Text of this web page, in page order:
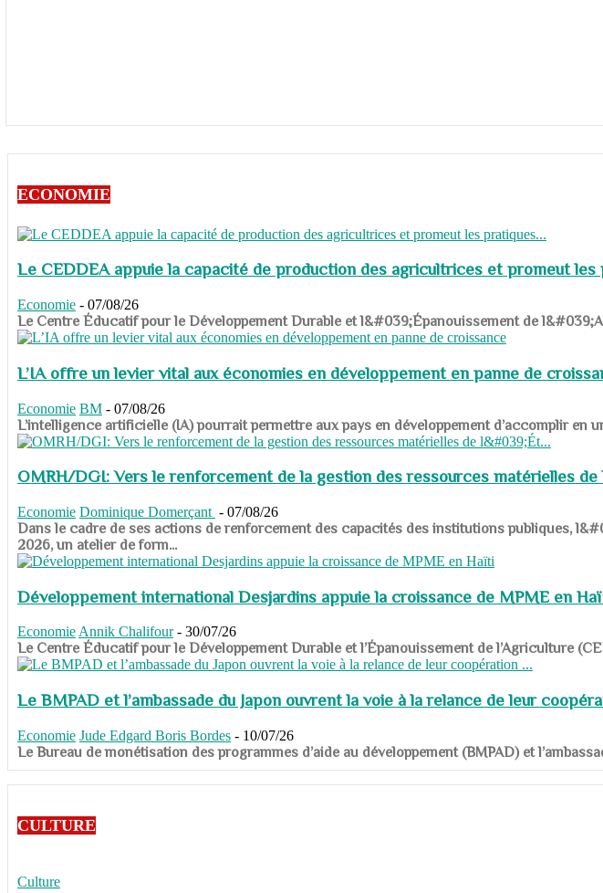
ECONOMIE
Le CEDDEA appuie la capacité de production des agricultrices et promeut les
Economie - 07/08/26
​​​​​​​Le Centre Éducatif pour le Développement Durable et l&#039;Épanouissement de
L’IA offre un levier vital aux économies en développement en panne de
Economie BM - 07/08/26
​​​​​​​L’intelligence artificielle (IA) pourrait permettre aux pays en développement d’accomplir
OMRH/DGI: Vers le renforcement de la gestion des ressources matérielles de
Economie Dominique Domerçant - 07/08/26
Dans le cadre de ses actions de renforcement des capacités des institutions publiques,
2026, un atelier de form...
Développement international Desjardins appuie la croissance de MPME en
Economie Annik Chalifour - 30/07/26
​​​​​​​Le Centre Éducatif pour le Développement Durable et l’Épanouissement de l’Agriculture
Le BMPAD et l’ambassade du Japon ouvrent la voie à la relance de leur
Economie Jude Edgard Boris Bordes - 10/07/26
​​​​​​​Le Bureau de monétisation des programmes d’aide au développement (BMPAD) et
CULTURE
Culture